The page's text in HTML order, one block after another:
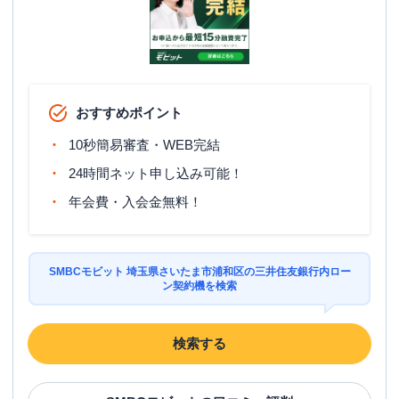
おすすめポイント
10秒簡易審査・WEB完結
24時間ネット申し込み可能！
年会費・入会金無料！
SMBCモビット 埼玉県さいたま市浦和区の三井住友銀行内ロー
ン契約機を検索
検索する